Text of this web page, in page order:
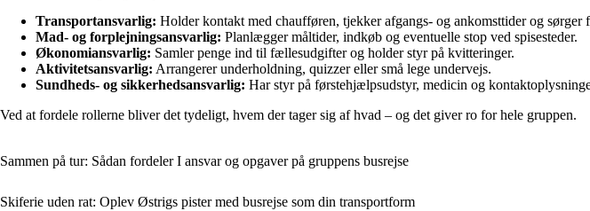
Transportansvarlig: Holder kontakt med chaufføren, tjekker afgangs- og ankomsttider og sørger
Mad- og forplejningsansvarlig: Planlægger måltider, indkøb og eventuelle stop ved spisesteder.
Økonomiansvarlig: Samler penge ind til fællesudgifter og holder styr på kvitteringer.
Aktivitetsansvarlig: Arrangerer underholdning, quizzer eller små lege undervejs.
Sundheds- og sikkerhedsansvarlig: Har styr på førstehjælpsudstyr, medicin og
Ved at fordele rollerne bliver det tydeligt, hvem der tager sig af hvad – og det giver ro for hele gruppen.
Sammen på tur: Sådan fordeler I ansvar og opgaver på gruppens busrejse
Skiferie uden rat: Oplev Østrigs pister med busrejse som din transportform